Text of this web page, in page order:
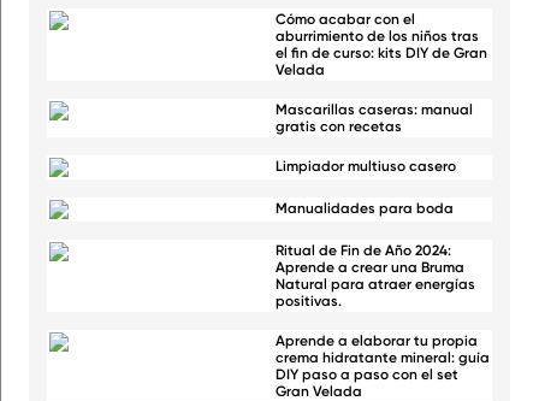
Cómo acabar con el
aburrimiento de los niños tras
el fin de curso: kits DIY de Gran
Velada
Mascarillas caseras: manual
gratis con recetas
Limpiador multiuso casero
Manualidades para boda
Ritual de Fin de Año 2024:
Aprende a crear una Bruma
Natural para atraer energías
positivas.
Aprende a elaborar tu propia
crema hidratante mineral: guía
DIY paso a paso con el set
Gran Velada